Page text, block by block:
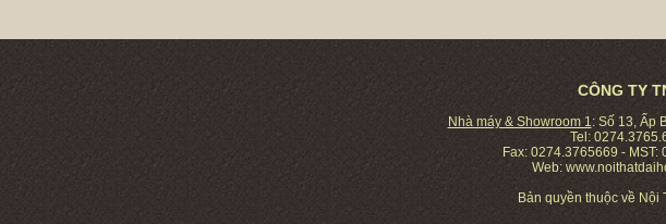
CÔNG TY
Nhà máy & Showroom 1: Số 13, Ấp
Tel:
Fax: 0274.3765669 - MST:
Web:
Bản quyền thuộc về